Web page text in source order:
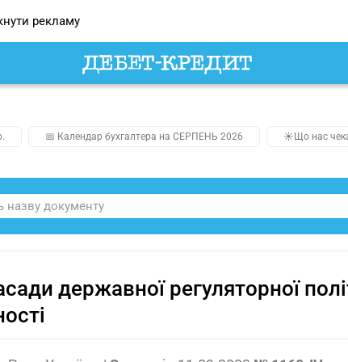
рекламу
📅 Календар бухгалтера на СЕРПЕНЬ 2026 ☀️Що нас
державної регуляторної